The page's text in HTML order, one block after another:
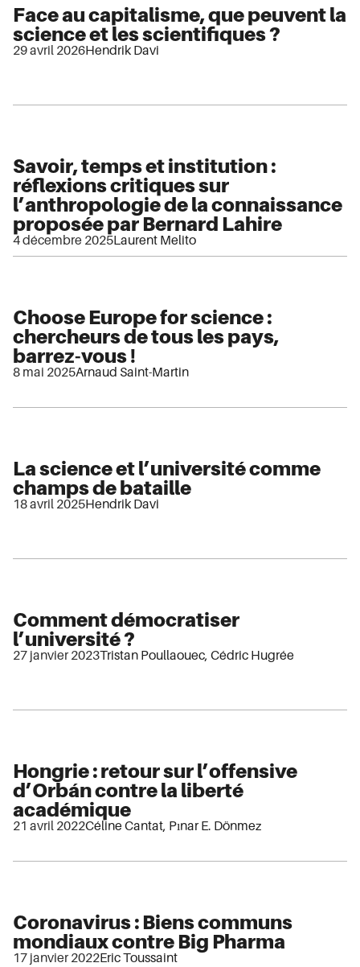
Face au capitalisme, que peuvent la
science et les scientifiques ?
29 avril 2026Hendrik Davi
Savoir, temps et institution :
réflexions critiques sur
l’anthropologie de la connaissance
proposée par Bernard Lahire
4 décembre 2025Laurent Melito
Choose Europe for science :
chercheurs de tous les pays,
barrez-vous !
8 mai 2025Arnaud Saint-Martin
La science et l’université comme
champs de bataille
18 avril 2025Hendrik Davi
Comment démocratiser
l’université ?
27 janvier 2023Tristan Poullaouec, Cédric Hugrée
Hongrie : retour sur l’offensive
d’Orbán contre la liberté
académique
21 avril 2022Céline Cantat, Pınar E. Dönmez
Coronavirus : Biens communs
mondiaux contre Big Pharma
17 janvier 2022Eric Toussaint